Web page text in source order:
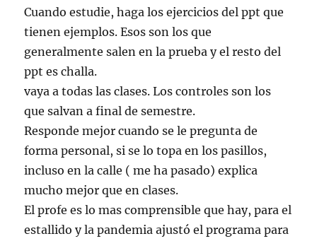
Cuando estudie, haga los ejercicios del ppt que
tienen ejemplos. Esos son los que
generalmente salen en la prueba y el resto del
ppt es challa.
vaya a todas las clases. Los controles son los
que salvan a final de semestre.
Responde mejor cuando se le pregunta de
forma personal, si se lo topa en los pasillos,
incluso en la calle ( me ha pasado) explica
mucho mejor que en clases.
El profe es lo mas comprensible que hay, para el
estallido y la pandemia ajustó el programa para